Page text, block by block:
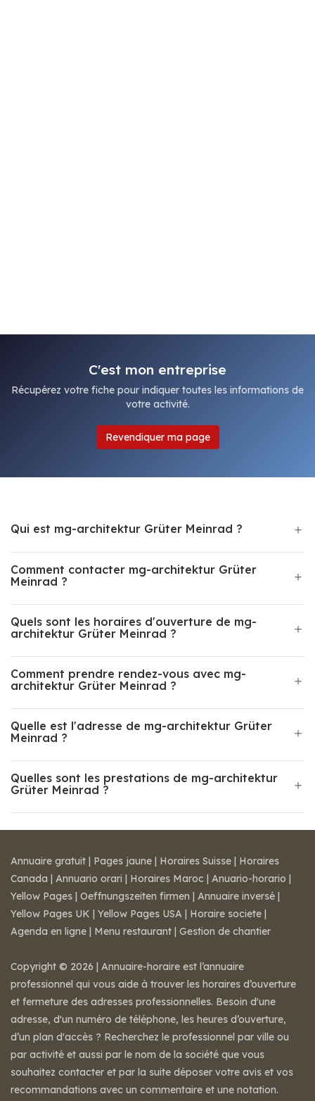
C'est mon entreprise
Récupérez votre fiche pour indiquer toutes les informations de
votre activité.
Revendiquer ma page
Qui est mg-architektur Grüter Meinrad ?
Comment contacter mg-architektur Grüter
Meinrad ?
Quels sont les horaires d'ouverture de mg-
architektur Grüter Meinrad ?
Comment prendre rendez-vous avec mg-
architektur Grüter Meinrad ?
Quelle est l'adresse de mg-architektur Grüter
Meinrad ?
Quelles sont les prestations de mg-architektur
Grüter Meinrad ?
Annuaire gratuit | Pages jaune | Horaires Suisse | Horaires
Canada | Annuario orari | Horaires Maroc | Anuario-horario |
Yellow Pages | Oeffnungszeiten firmen | Annuaire inversé |
Yellow Pages UK | Yellow Pages USA | Horaire societe |
Agenda en ligne | Menu restaurant | Gestion de chantier
Copyright © 2026 | Annuaire-horaire est l’annuaire
professionnel qui vous aide à trouver les horaires d’ouverture
et fermeture des adresses professionnelles. Besoin d'une
adresse, d'un numéro de téléphone, les heures d’ouverture,
d’un plan d'accès ? Recherchez le professionnel par ville ou
par activité et aussi par le nom de la société que vous
souhaitez contacter et par la suite déposer votre avis et vos
recommandations avec un commentaire et une notation.